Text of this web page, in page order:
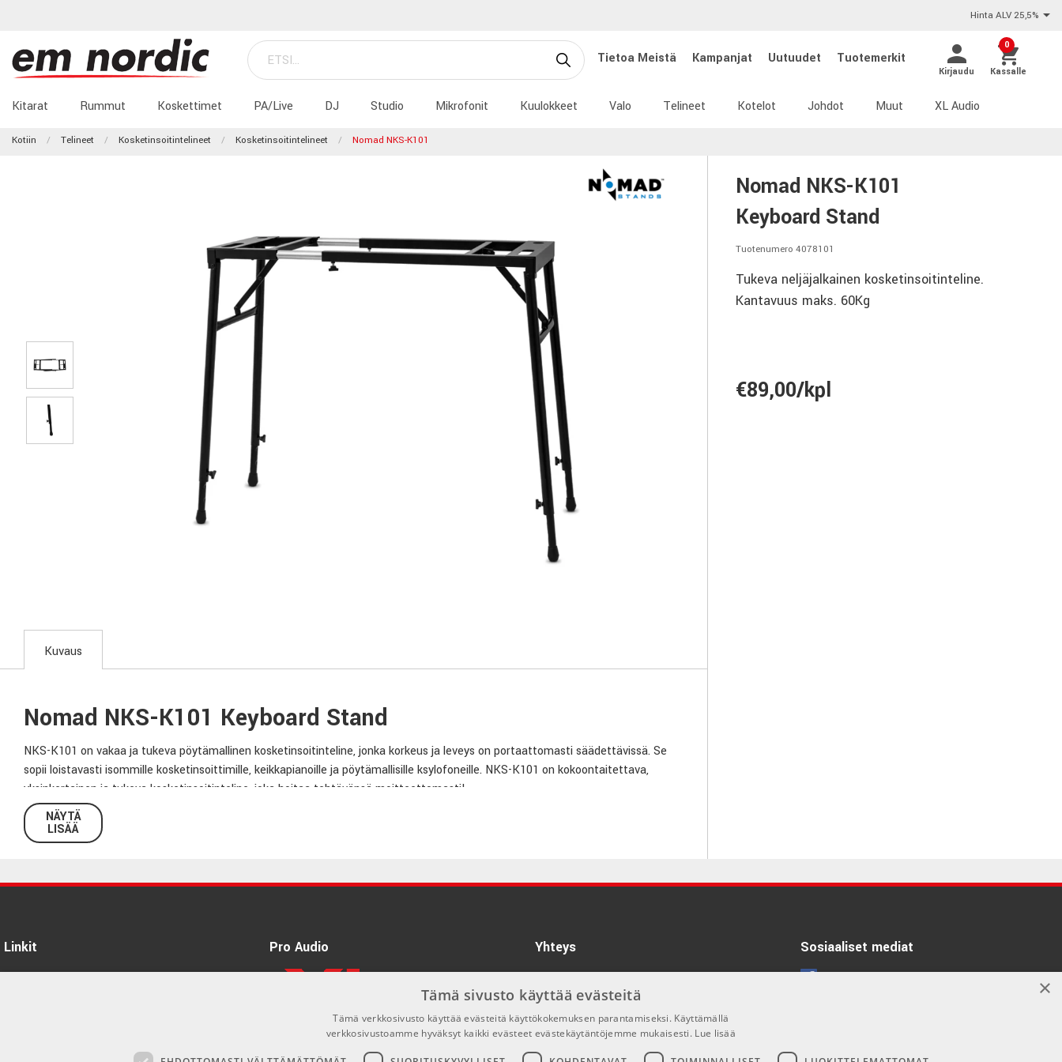
Hinta ALV 25,5%
Tietoa Meistä Kampanjat Uutuudet Tuotemerkit
Kirjaudu
0
Kassalle
Kitarat Rummut Koskettimet PA/Live DJ Studio Mikrofonit Kuulokkeet Valo Telineet Kotelot Johdot Muut XL Audio
Kotiin Telineet Kosketinsoitintelineet Kosketinsoitintelineet Nomad NKS-K101
Nomad NKS-K101
Keyboard Stand
Tuotenumero 4078101
Tukeva neljäjalkainen kosketinsoitinteline.
Kantavuus maks. 60Kg
€89,00/kpl
Kuvaus
Nomad NKS-K101 Keyboard Stand
NKS-K101 on vakaa ja tukeva pöytämallinen kosketinsoitinteline, jonka korkeus ja leveys on portaattomasti säädettävissä. Se
sopii loistavasti isommille kosketinsoittimille, keikkapianoille ja pöytämallisille ksylofoneille. NKS-K101 on kokoontaitettava,
yksinkertainen ja tukeva kosketinsoitinteline, joka hoitaa tehtävänsä moitteettomasti!
Tekniset tiedot:
Säädettävä korkeus:66cm-100cm
Väri:
NÄYTÄ
LISÄÄ
Linkit
Tietoa Meistä
Pro Audio Yhteys
info@emnordic.fi
Sosiaaliset mediat
Facebook ×
Tämä sivusto käyttää evästeitä
Tämä verkkosivusto käyttää evästeitä käyttökokemuksen parantamiseksi. Käyttämällä
verkkosivustoamme hyväksyt kaikki evästeet evästekäytäntöjemme mukaisesti. Lue lisää